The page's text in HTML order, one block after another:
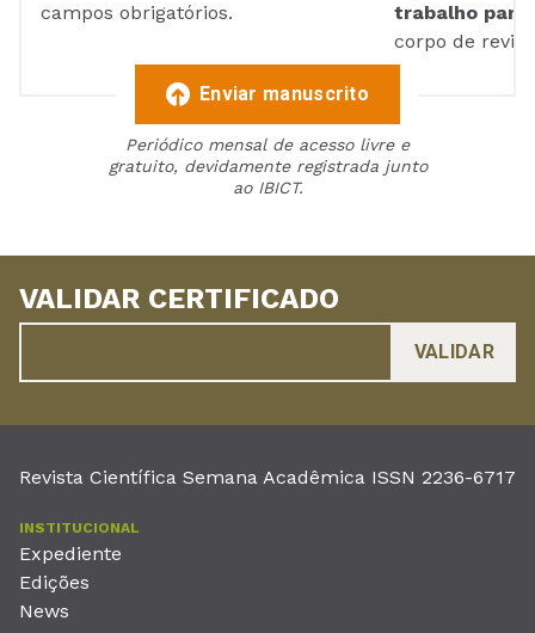
campos obrigatórios.
trabalho para
corpo de
Enviar manuscrito
Periódico mensal de acesso livre e
gratuito, devidamente registrada junto
ao IBICT.
VALIDAR CERTIFICADO
Revista Científica Semana Acadêmica ISSN 2236-6717
INSTITUCIONAL
Expediente
Edições
News